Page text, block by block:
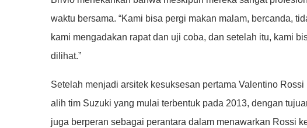
waktu bersama. “Kami bisa pergi makan malam, bercanda,
kami mengadakan rapat dan uji coba, dan setelah itu, kami
dilihat.”
Setelah menjadi arsitek kesuksesan pertama Valentino
alih tim Suzuki yang mulai terbentuk pada 2013, dengan
juga berperan sebagai perantara dalam menawarkan Rossi